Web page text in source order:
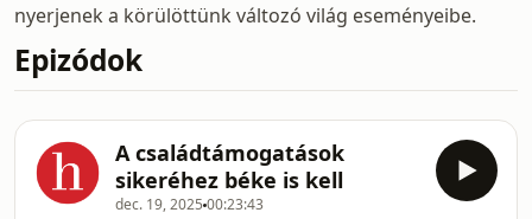
nyerjenek a körülöttünk változó világ eseményeibe.
Epizódok
A családtámogatások
sikeréhez béke is kell
dec. 19, 2025 00:23:43